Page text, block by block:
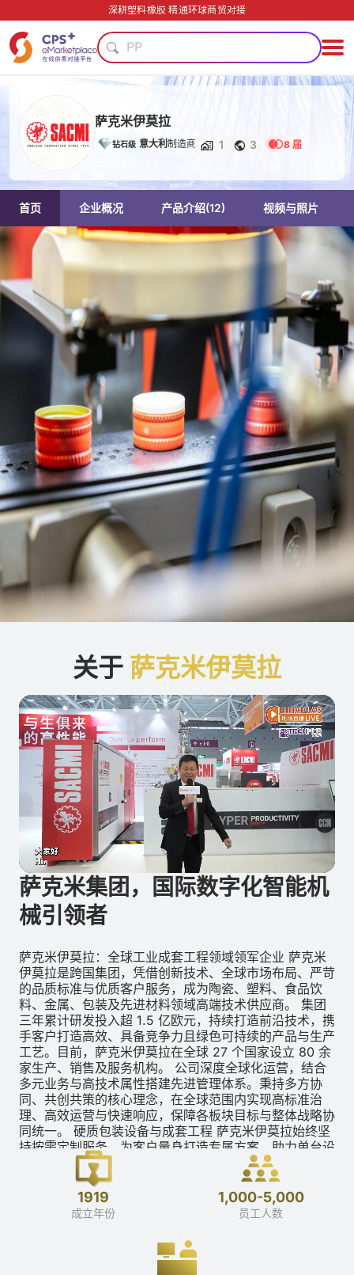
深耕塑料橡胶 精通环球商贸对接
数字化生产
绿色成型方案
表面处理
PET
安全包装技术
阻燃
PVC
数字化生产
PP
绿色成型方案
表面处理
萨克米伊莫拉
钻石级 意大利制造商 1 3 8 届
首页 企业概况 产品介绍(12) 视频与照片
关于 萨克米伊莫拉
萨克米集团，国际数字化智能机
械引领者
萨克米伊莫拉：全球工业成套工程领域领军企业 萨克米
伊莫拉是跨国集团，凭借创新技术、全球市场布局、严苛
的品质标准与优质客户服务，成为陶瓷、塑料、食品饮
料、金属、包装及先进材料领域高端技术供应商。 集团
三年累计研发投入超 1.5 亿欧元，持续打造前沿技术，携
手客户打造高效、具备竞争力且绿色可持续的产品与生产
工艺。目前，萨克米伊莫拉在全球 27 个国家设立 80 余
家生产、销售及服务机构。 公司深度全球化运营，结合
多元业务与高技术属性搭建先进管理体系。秉持多方协
同、共创共策的核心理念，在全球范围内实现高标准治
理、高效运营与快速响应，保障各板块目标与整体战略协
同统一。 硬质包装设备与成套工程 萨克米伊莫拉始终坚
持按需定制服务，为客户量身打造专属方案，助力单台设
备及整线交钥匙项目实现收益最大化。 依托专业团队深
度挖掘客户需求，我们针对不同产品打造全流程配套方
案，既可提供单机设备，也可搭建完整产线。业务覆盖饮
品调配、容器制造、灌装、封盖、贴标直至成品外包装等
1919
成立年份
1,000-5,000
员工人数